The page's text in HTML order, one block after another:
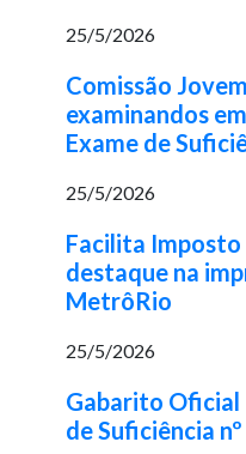
25/5/2026
Comissão
examinandos
Exame de
25/5/2026
Facilita Imposto
destaque na
MetrôRio
25/5/2026
Gabarito Oficial
de Suficiência